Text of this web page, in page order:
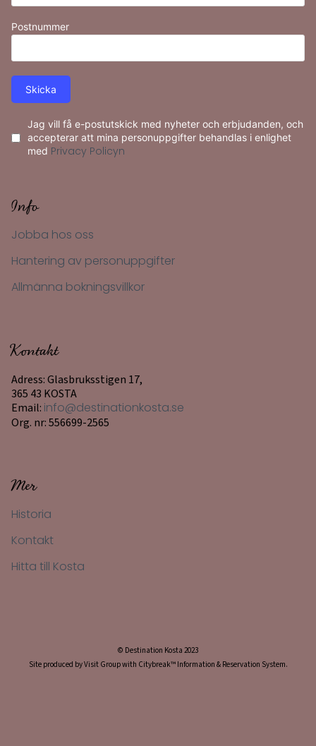
+46
Postnummer
Skicka
Jag vill få e-postutskick med nyheter och erbjudanden, och
accepterar att mina personuppgifter behandlas i enlighet
med Privacy Policyn
Info
Jobba hos oss
Hantering av personuppgifter
Allmänna bokningsvillkor
Kontakt
Adress: Glasbruksstigen 17,
365 43 KOSTA
Email: info@destinationkosta.se
Org. nr: 556699-2565
Mer
Historia
Kontakt
Hitta till Kosta
© Destination Kosta 2023
Site produced by Visit Group with Citybreak™ Information & Reservation System.